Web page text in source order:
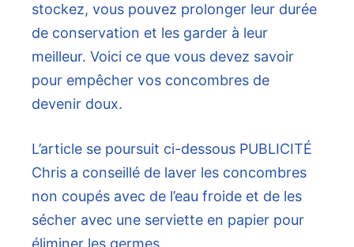
stockez, vous pouvez prolonger leur durée
de conservation et les garder à leur
meilleur. Voici ce que vous devez savoir
pour empêcher vos concombres de
devenir doux.
L’article se poursuit ci-dessous PUBLICITÉ
Chris a conseillé de laver les concombres
non coupés avec de l’eau froide et de les
sécher avec une serviette en papier pour
éliminer les germes.